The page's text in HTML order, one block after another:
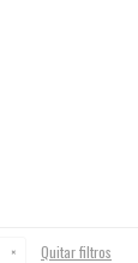
Quitar filtros